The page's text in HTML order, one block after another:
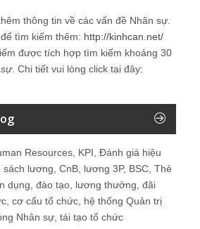
thông tin về các vấn đề Nhân sự.
tìm kiếm thêm: http://kinhcan.net/
được tích hợp tìm kiếm khoảng 30
. Chi tiết vui lòng click tại đây:
Resources, KPI, Đánh giá hiệu
lương, CnB, lương 3P, BSC, Thẻ
dụng, đào tạo, lương thưởng, đãi
cơ cấu tổ chức, hệ thống Quản trị
Nhân sự, tái tạo tổ chức